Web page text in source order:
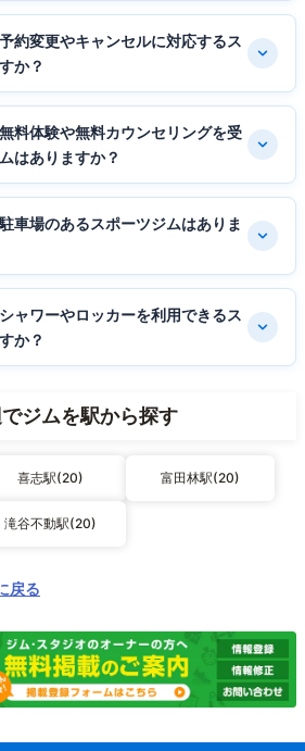
約変更やキャンセルに対応するス
か？
料体験や無料カウンセリングを受
はありますか？
車場のあるスポーツジムはありま
ャワーやロッカーを利用できるス
か？
ジムを駅から探す
喜志駅(20) 富田林駅(20)
滝谷不動駅(20)
戻る